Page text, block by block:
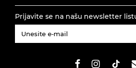
Prijavite se na našu newsletter